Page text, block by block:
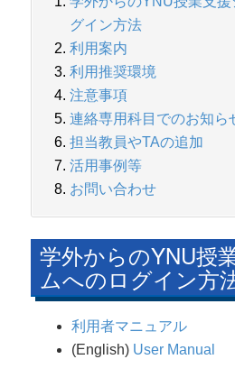
グイン方法
利用案内
利用推奨環境
注意事項
連絡専用科目でのお知ら
担当教員やTAの追加
活用事例等
お問い合わせ
学外からのYNU授
ムへのログイン方
利用者マニュアル
(English) User Manual